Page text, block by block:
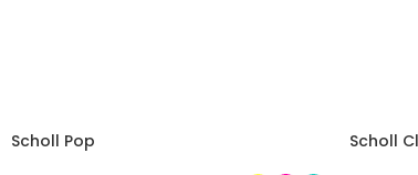
Scholl Pop Scholl